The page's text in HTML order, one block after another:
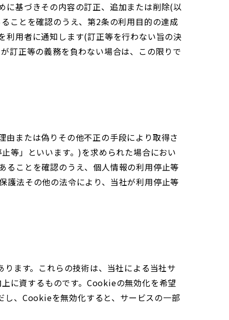
に基づきその内容の訂正、追加または削除(以
ことを確認のうえ、第2条の利用目的の達成
利用者に通知します(訂正等を行わない旨の決
訂正等の義務を負わない場合は、この限りで
または偽りその他不正の手段により取得さ
等」といいます。)を求められた場合におい
ることを確認のうえ、個人情報の利用停止等
護法その他の法令により、当社が利用停止等
ます。これらの技術は、当社による当社サ
に資するものです。Cookieの無効化を希望
、Cookieを無効化すると、サービスの一部